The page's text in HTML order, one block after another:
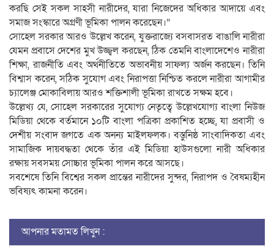
করছি সেই সকল সাহসী নারীদের, যারা নিজেদের অধিকার আদায়ে এবং
সমাজ সংস্কারে অগ্রণী ভূমিকা পালন করেছেন।”
সোহেল সরকার আরও উল্লেখ করেন, যুক্তরাজ্যে বসবাসরত বাঙালি নারীরা
যেমন প্রবাসে দেশের মুখ উজ্জ্বল করছেন, ঠিক তেমনি বাংলাদেশেও নারীরা
শিক্ষা, রাজনীতি এবং অর্থনীতিতে অভাবনীয় সাফল্য অর্জন করছেন। তিনি
বিশ্বাস করেন, সঠিক সুযোগ এবং নিরাপত্তা নিশ্চিত করলে নারীরা আগামীর
চ্যালেঞ্জ মোকাবিলায় আরও শক্তিশালী ভূমিকা রাখতে সক্ষম হবে।
উল্লেখ্য যে, সোহেল সরকারের সুযোগ্য নেতৃত্বে উল্লেখযোগ্য বাংলা নিউজ
মিডিয়া থেকে বর্তমানে ১০টি বাংলা পত্রিকা প্রকাশিত হচ্ছে, যা প্রবাসী ও
দেশীয় সংবাদ জগতে এক অনন্য মাইলফলক। বস্তুনিষ্ঠ সাংবাদিকতা এবং
সামাজিক দায়বদ্ধতা থেকে তাঁর এই মিডিয়া হাউসগুলো নারী অধিকার
রক্ষায় সবসময় সোচ্চার ভূমিকা পালন করে আসছে।
সবশেষে তিনি বিশ্বের সকল প্রান্তের নারীদের সুন্দর, নিরাপদ ও বৈষম্যহীন
ভবিষ্যৎ কামনা করেন।
আপনার মতামত লিখুন :